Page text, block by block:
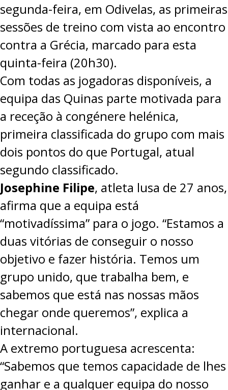
segunda-feira, em Odivelas, as primeiras
sessões de treino com vista ao encontro
contra a Grécia, marcado para esta
quinta-feira (20h30).
Com todas as jogadoras disponíveis, a
equipa das Quinas parte motivada para
a receção à congénere helénica,
primeira classificada do grupo com mais
dois pontos do que Portugal, atual
segundo classificado.
Josephine Filipe, atleta lusa de 27 anos,
afirma que a equipa está
“motivadíssima” para o jogo. “Estamos a
duas vitórias de conseguir o nosso
objetivo e fazer história. Temos um
grupo unido, que trabalha bem, e
sabemos que está nas nossas mãos
chegar onde queremos”, explica a
internacional.
A extremo portuguesa acrescenta:
“Sabemos que temos capacidade de lhes
ganhar e a qualquer equipa do nosso